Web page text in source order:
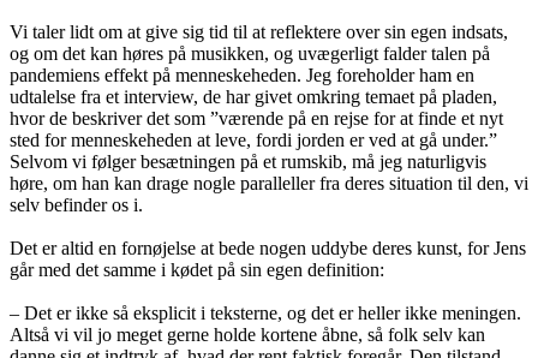
Vi taler lidt om at give sig tid til at reflektere over sin egen indsats,
og om det kan høres på musikken, og uvægerligt falder talen på
pandemiens effekt på menneskeheden. Jeg foreholder ham en
udtalelse fra et interview, de har givet omkring temaet på pladen,
hvor de beskriver det som ”værende på en rejse for at finde et nyt
sted for menneskeheden at leve, fordi jorden er ved at gå under.”
Selvom vi følger besætningen på et rumskib, må jeg naturligvis
høre, om han kan drage nogle paralleller fra deres situation til den, vi
selv befinder os i.
Det er altid en fornøjelse at bede nogen uddybe deres kunst, for Jens
går med det samme i kødet på sin egen definition:
– Det er ikke så eksplicit i teksterne, og det er heller ikke meningen.
Altså vi vil jo meget gerne holde kortene åbne, så folk selv kan